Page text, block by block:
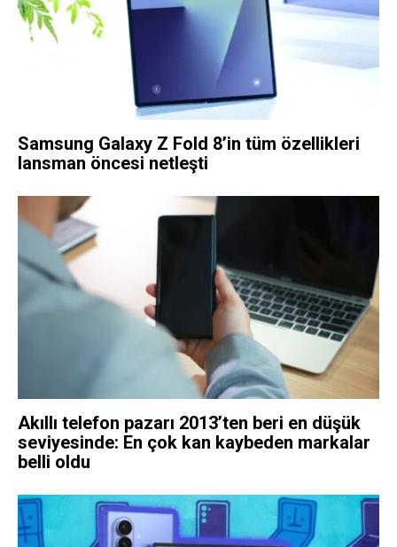
Samsung Galaxy Z Fold 8’in tüm özellikleri
lansman öncesi netleşti
Akıllı telefon pazarı 2013’ten beri en düşük
seviyesinde: En çok kan kaybeden markalar
belli oldu